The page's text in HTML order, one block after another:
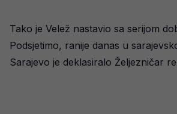
Tako je Velež nastavio sa serijom
Podsjetimo, ranije danas u
Sarajevo je deklasiralo Željezničar